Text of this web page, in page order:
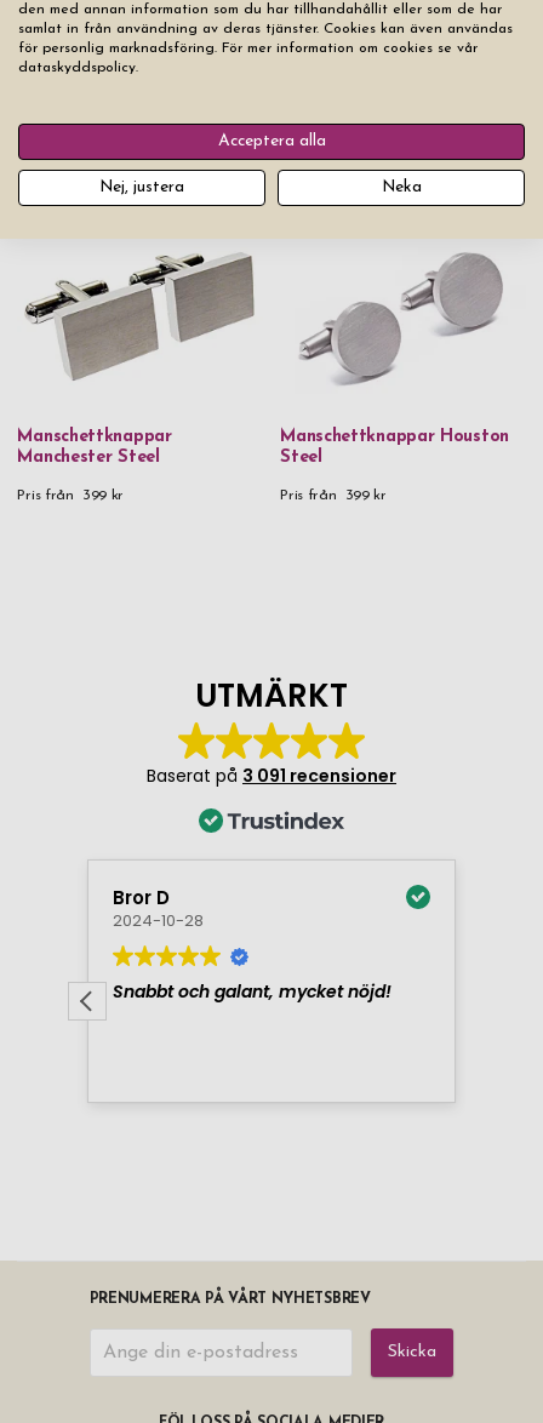
369 kr
Manschettknappar Berlin
Steel
399 kr
Manschettknappar
Manchester Steel
Pris från 399 kr
Manschettknappar Houston
Steel
Pris från 399 kr
PRENUMERERA PÅ VÅRT NYHETSBREV
Skicka
den med annan information som du har tillhandahållit eller som de har
samlat in från användning av deras tjänster. Cookies kan även användas
för personlig marknadsföring. För mer information om cookies se vår
dataskyddspolicy.
Acceptera alla
Nej, justera Neka